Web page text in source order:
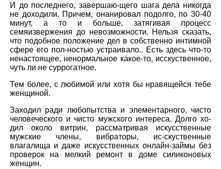
И до последнего, завершаю-щего шага дела никогда
не доходили. Причем, онанировал подолго, по 30-40
минут, а то и больше, затягивая процесс
семяизвержения до невозможности. Нельзя сказать,
что подобное положение дел в собственно интимной
сфере его пол-ностью устраивало.. Есть здесь что-то
ненастоящее, ненормальное какое-то, исскуственное,
чуть ли не суррогатное.
Тем более, с любимой или хотя бы нравящейся тебе
женщиной.
Заходил ради любопытства и элементарного, чисто
человеческого и чисто мужского интереса. Долго хо-
дил около витрин, рассматривая искусственные
мужские члены, вибраторы, ис-скуственные
влагалища и даже искусственных онлайн-займы без
проверок на мелкий ремонт в доме силиконовых
женщин.